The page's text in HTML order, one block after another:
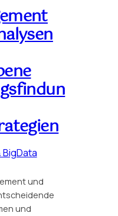
BigData
und
und